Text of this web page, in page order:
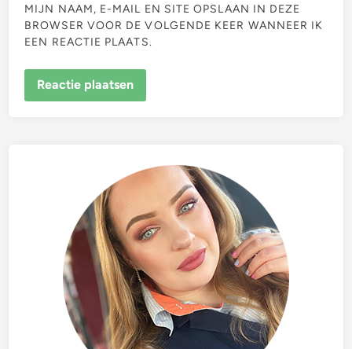
MIJN NAAM, E-MAIL EN SITE OPSLAAN IN DEZE
BROWSER VOOR DE VOLGENDE KEER WANNEER IK
EEN REACTIE PLAATS.